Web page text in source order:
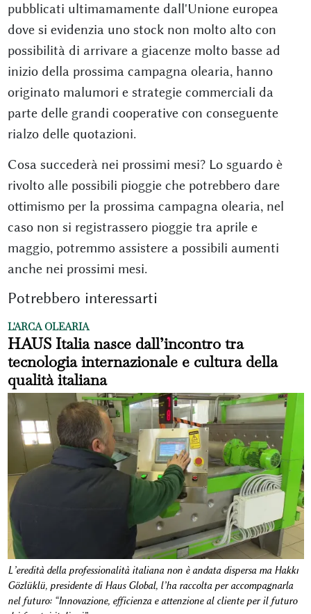
pubblicati ultimamamente dall'Unione europea
dove si evidenzia uno stock non molto alto con
possibilità di arrivare a giacenze molto basse ad
inizio della prossima campagna olearia, hanno
originato malumori e strategie commerciali da
parte delle grandi cooperative con conseguente
rialzo delle quotazioni.
Cosa succederà nei prossimi mesi? Lo sguardo è
rivolto alle possibili pioggie che potrebbero dare
ottimismo per la prossima campagna olearia, nel
caso non si registrassero pioggie tra aprile e
maggio, potremmo assistere a possibili aumenti
anche nei prossimi mesi.
Potrebbero interessarti
L'ARCA OLEARIA
HAUS Italia nasce dall’incontro tra
tecnologia internazionale e cultura della
qualità italiana
L’eredità della professionalità italiana non è andata dispersa ma Hakkı
Gözlüklü, presidente di Haus Global, l’ha raccolta per accompagnarla
nel futuro: “Innovazione, efficienza e attenzione al cliente per il futuro